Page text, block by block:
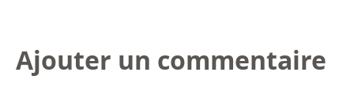
Ajouter un commentaire